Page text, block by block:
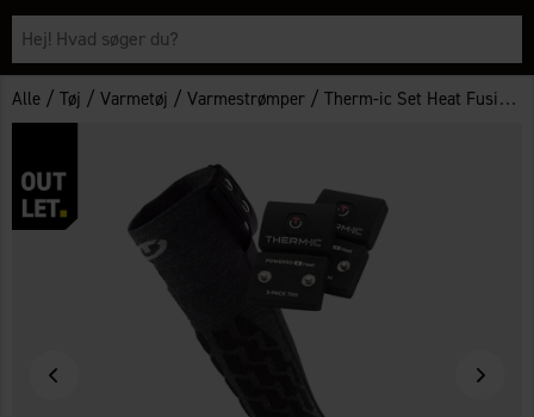
Alle /Tøj /Varmetøj /Varmestrømper /Therm-ic Set Heat Fusion Uni +700